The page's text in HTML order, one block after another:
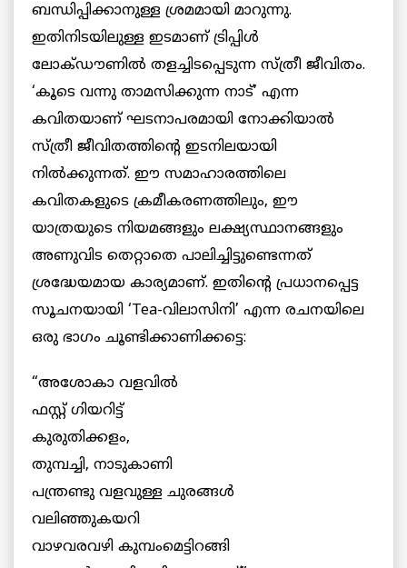
ബന്ധിപ്പിക്കാനുള്ള ശ്രമമായി മാറുന്നു.
ഇതിനിടയിലുള്ള ഇടമാണ് ട്രിപ്പിൾ
ലോക്ഡൗണിൽ തളച്ചിടപ്പെടുന്ന സ്ത്രീ ജീവിതം.
‘കൂടെ വന്നു താമസിക്കുന്ന നാട്’ എന്ന
കവിതയാണ് ഘടനാപരമായി നോക്കിയാൽ
സ്ത്രീ ജീവിതത്തിന്റെ ഇടനിലയായി
നിൽക്കുന്നത്. ഈ സമാഹാരത്തിലെ
കവിതകളുടെ ക്രമീകരണത്തിലും, ഈ
യാത്രയുടെ നിയമങ്ങളും ലക്ഷ്യസ്ഥാനങ്ങളും
അണുവിട തെറ്റാതെ പാലിച്ചിട്ടുണ്ടെന്നത്
ശ്രദ്ധേയമായ കാര്യമാണ്. ഇതിന്റെ പ്രധാനപ്പെട്ട
സൂചനയായി ‘Tea-വിലാസിനി’ എന്ന രചനയിലെ
ഒരു ഭാഗം ചൂണ്ടിക്കാണിക്കട്ടെ:
“അശോകാ വളവിൽ
ഫസ്റ്റ് ഗിയറിട്ട്
കുരുതിക്കളം,
തുമ്പച്ചി, നാടുകാണി
പന്ത്രണ്ടു വളവുള്ള ചുരങ്ങൾ
വലിഞ്ഞുകയറി
വാഴവരവഴി കുമ്പംമെട്ടിറങ്ങി